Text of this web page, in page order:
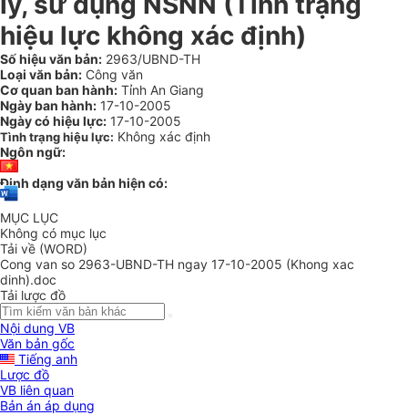
hiệu lực không xác định)
Số hiệu văn bản: 2963/UBND-TH
Loại văn bản: Công văn
Cơ quan ban hành: Tỉnh An Giang
Ngày ban hành: 17-10-2005
Ngày có hiệu lực: 17-10-2005
Tình trạng hiệu lực: Không xác định
Ngôn ngữ:
Định dạng văn bản hiện có:
MỤC LỤC
Không có mục lục
Tải về (WORD)
Cong van so 2963-UBND-TH ngay 17-10-2005 (Khong xac
dinh).doc
Tải lược đồ
Nội dung VB
Văn bản gốc
Tiếng anh
Lược đồ
VB liên quan
Bản án áp dụng